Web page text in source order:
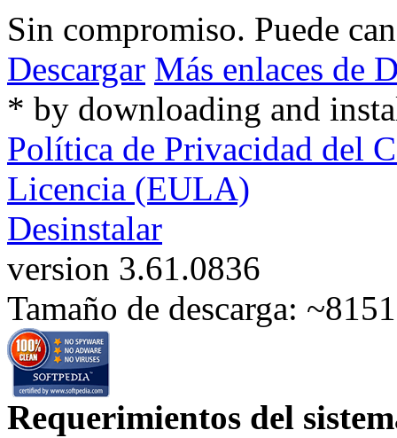
Sin compromiso. Puede
Descargar Más enlaces de
* by downloading and
Política de Privacidad del
Licencia (EULA)
Desinstalar
version 3.61.0836
Tamaño de descarga:
Requerimientos del